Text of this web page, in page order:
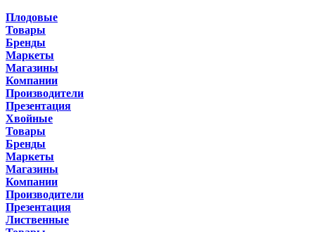
Плодовые
Товары
Бренды
Маркеты
Магазины
Компании
Производители
Презентация
Хвойные
Товары
Бренды
Маркеты
Магазины
Компании
Производители
Презентация
Лиственные